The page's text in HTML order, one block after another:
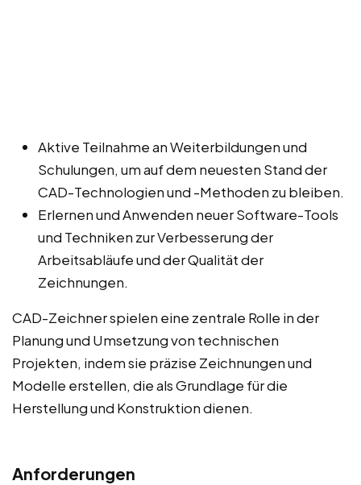
Aktive Teilnahme an Weiterbildungen und
Schulungen, um auf dem neuesten Stand der
CAD-Technologien und -Methoden zu bleiben.
Erlernen und Anwenden neuer Software-Tools
und Techniken zur Verbesserung der
Arbeitsabläufe und der Qualität der
Zeichnungen.
CAD-Zeichner spielen eine zentrale Rolle in der
Planung und Umsetzung von technischen
Projekten, indem sie präzise Zeichnungen und
Modelle erstellen, die als Grundlage für die
Herstellung und Konstruktion dienen.
Anforderungen